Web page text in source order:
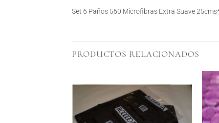
Set 6 Paños 560 Microfibras Extra Suave
PRODUCTOS RELACIONADOS